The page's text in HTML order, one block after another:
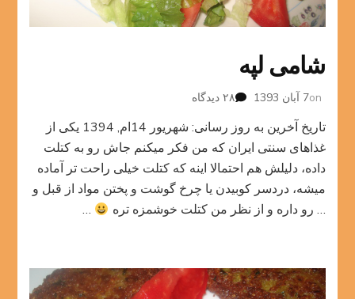
شامی لپه
on7 آبان 1393 ۲۸ دیدگاه
لپه
تاریخ آخرین به روز رسانی: شهریور 14ام, 1394 یکی از
غذاهای سنتی ایران که من فکر میکنم جاش رو به کتلت
داده، دلیلش هم احتمالا اینه که کتلت خیلی راحت تر آماده
میشه، دردسر کوبیدن یا چرخ گوشت و پختن مواد از قبل و
… رو داره و از نظر من کتلت خوشمزه تره
…